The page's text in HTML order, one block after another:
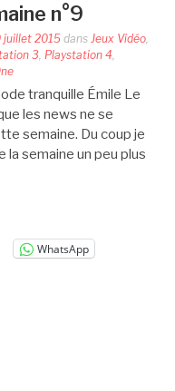
n°9
juillet 2015 dans Jeux Vidéo
3 Playstation 4
tranquille Émile Le
les news ne se
semaine. Du coup je
semaine un peu plus
WhatsApp